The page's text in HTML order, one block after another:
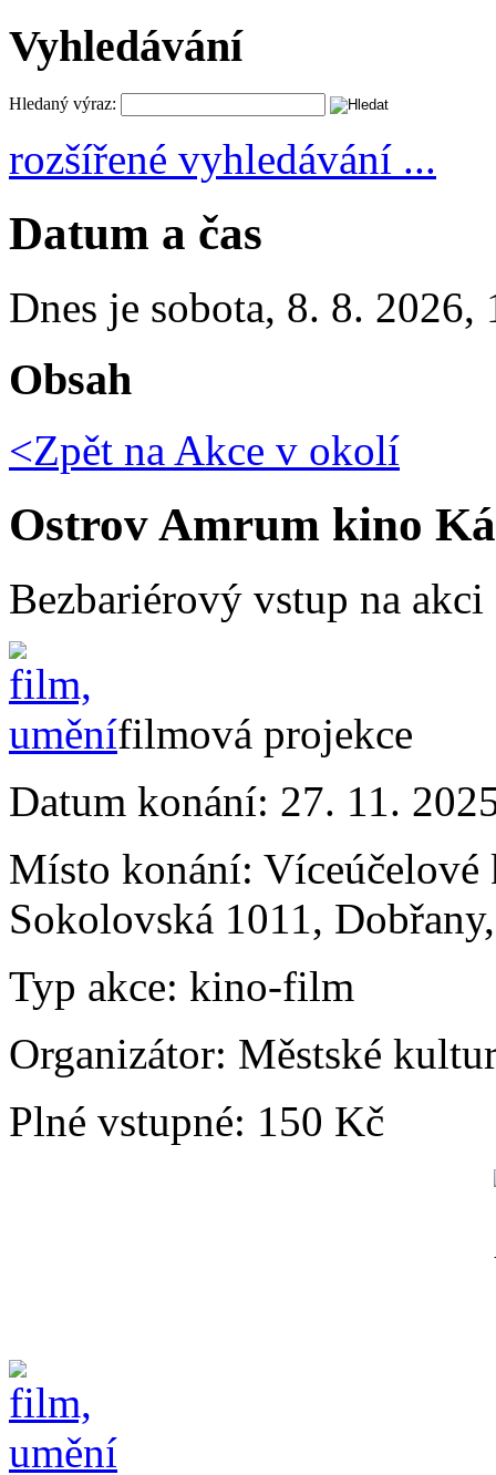
Vyhledávání
Hledaný výraz:
rozšířené vyhledávání ...
Datum a čas
Dnes je sobota, 8. 8. 2026,
Obsah
<Zpět na Akce v okolí
Ostrov Amrum kino
Bezbariérový vstup na akci
filmová projekce
Datum konání: 27. 11.
Místo konání: Víceúčelové
Sokolovská 1011,
Typ akce: kino-film
Organizátor: Městské
Plné vstupné: 150 Kč